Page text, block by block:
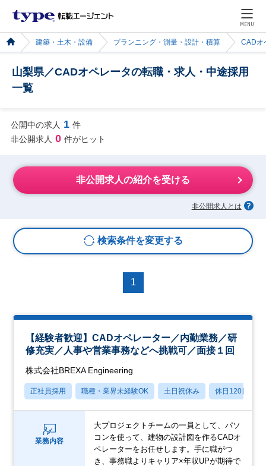
MENU
建築・土木・設備 プランニング・測量・設計・積算 CADオ
山梨県／CADオペレータの転職・求人・中途採用
一覧
公開中の求人 1 件
非公開求人 0 件がヒット
非公開求人の紹介を受ける
非公開求人とは
検索条件を変更する
1
【経験者歓迎】CADオペレーター／内勤業務／研
修充実／人事や営業事務などへ挑戦可／面接１回
株式会社BREXA Engineering
正社員採用 職種・業界未経験OK 土日祝休み 休日120日以上
業務内容
大プロジェクトチームの一員として、パソ
コンを使って、建物の設計図を作るCADオ
ペレーターをお任せします。手に職がつ
き、事務職よりキャリア×年収UPが期待で